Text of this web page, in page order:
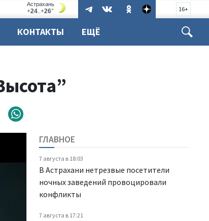
16+
КОНТАКТЫ ЕЩЁ
ГЛАВНОЕ
7 августа в 18:03
В Астрахани нетрезвые посетители
ночных заведений провоцировали
конфликты
7 августа в 17:21